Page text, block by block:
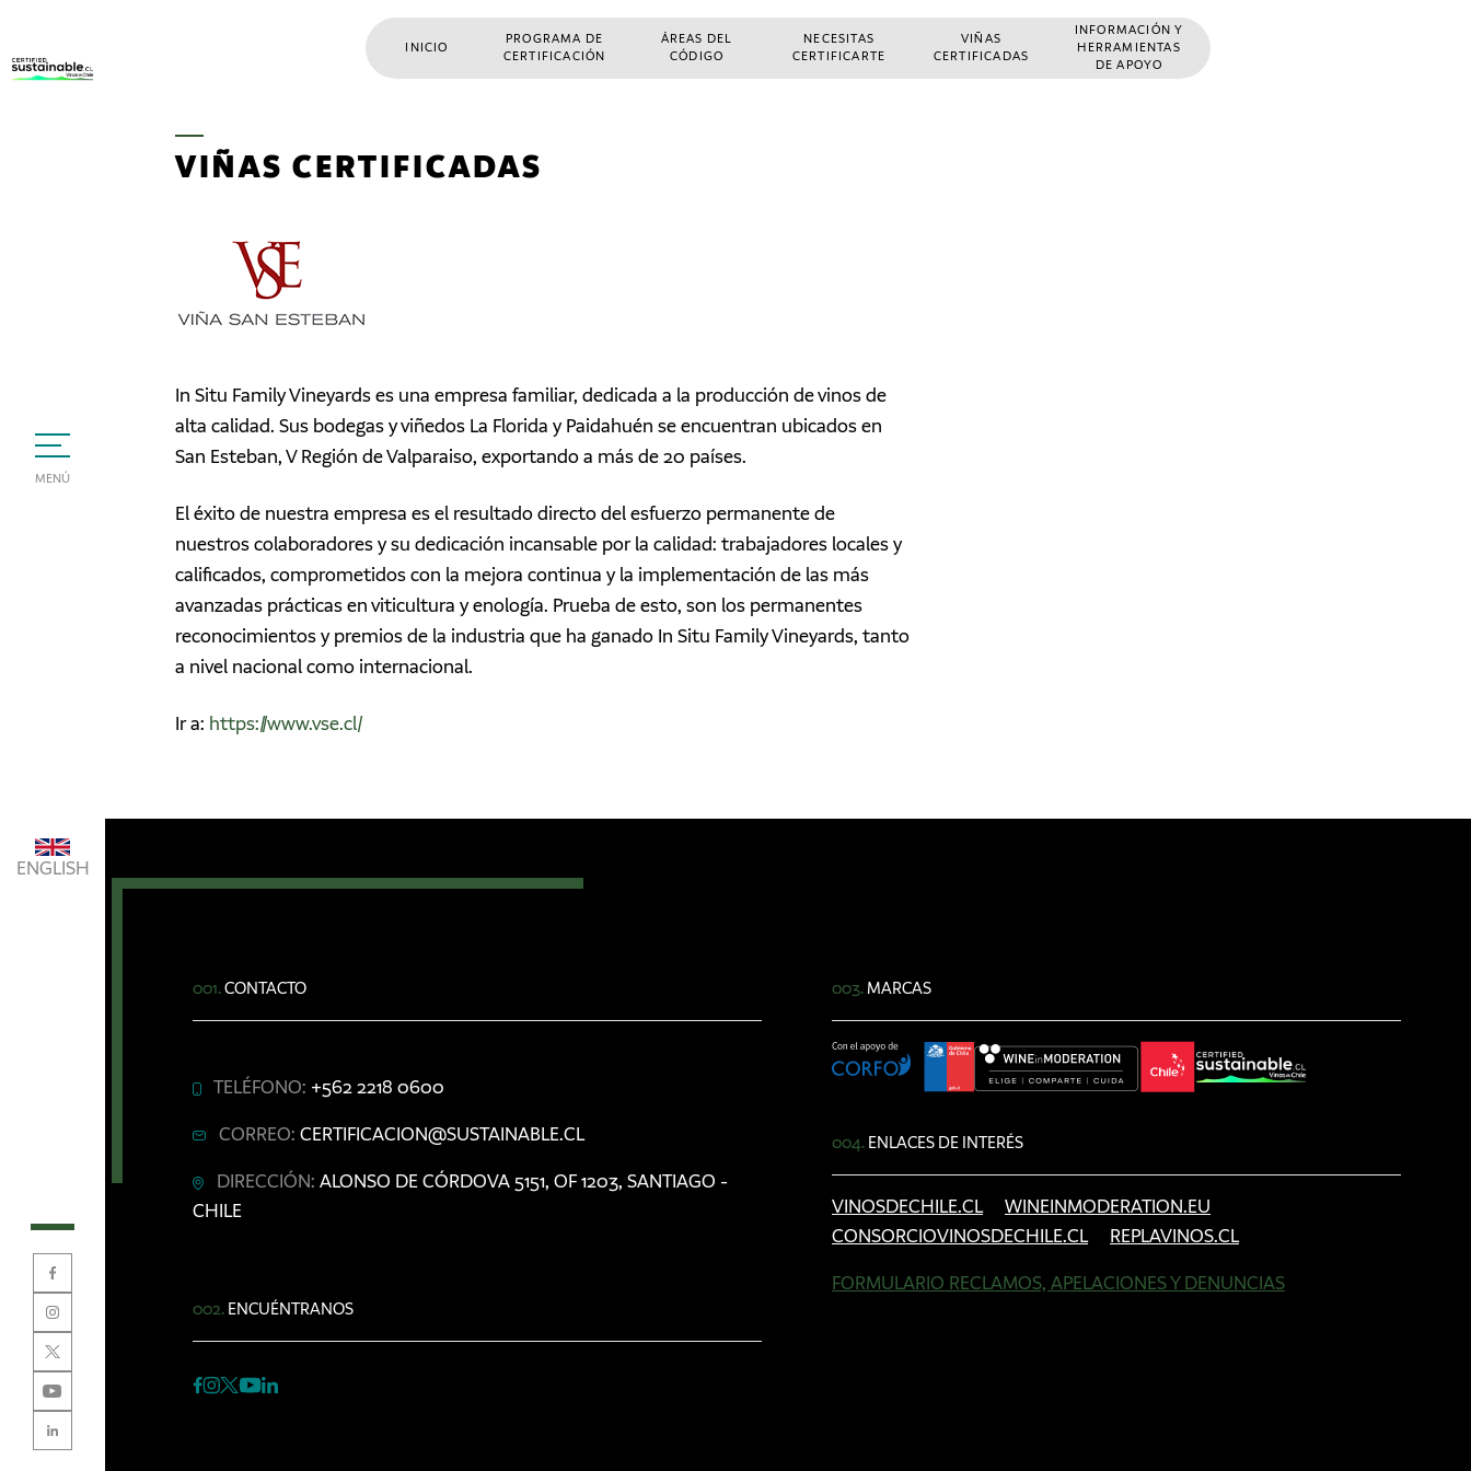
MENÚ
ENGLISH
INICIO
PROGRAMA DE
CERTIFICACIÓN
ÁREAS DEL
CÓDIGO
NECESITAS
CERTIFICARTE
VIÑAS
CERTIFICADAS
INFORMACIÓN Y
HERRAMIENTAS
DE APOYO
VIÑAS CERTIFICADAS
In Situ Family Vineyards es una empresa familiar, dedicada a la producción de vinos de
alta calidad. Sus bodegas y viñedos La Florida y Paidahuén se encuentran ubicados en
San Esteban, V Región de Valparaiso, exportando a más de 20 países.
El éxito de nuestra empresa es el resultado directo del esfuerzo permanente de
nuestros colaboradores y su dedicación incansable por la calidad: trabajadores locales y
calificados, comprometidos con la mejora continua y la implementación de las más
avanzadas prácticas en viticultura y enología. Prueba de esto, son los permanentes
reconocimientos y premios de la industria que ha ganado In Situ Family Vineyards, tanto
a nivel nacional como internacional.
Ir a: https://www.vse.cl/
001.CONTACTO
TELÉFONO: +562 2218 0600
CORREO: CERTIFICACION@SUSTAINABLE.CL
DIRECCIÓN: ALONSO DE CÓRDOVA 5151, OF 1203, SANTIAGO -
CHILE
002. ENCUÉNTRANOS
003. MARCAS
004. ENLACES DE INTERÉS
VINOSDECHILE.CL
WINEINMODERATION.EU
CONSORCIOVINOSDECHILE.CL
REPLAVINOS.CL
FORMULARIO RECLAMOS, APELACIONES Y DENUNCIAS